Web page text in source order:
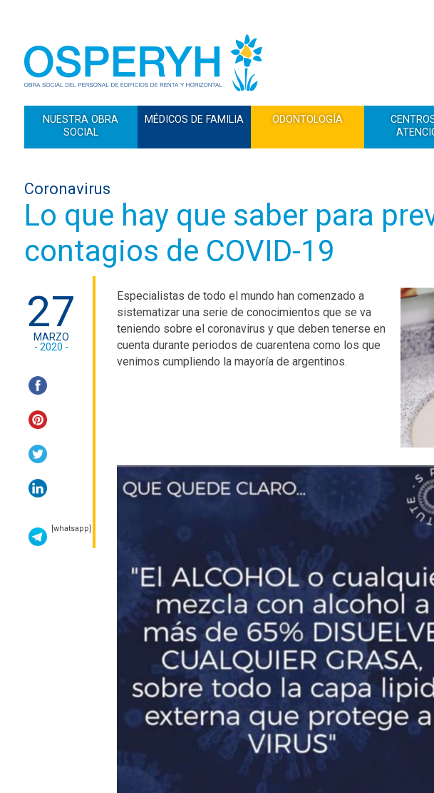
NUESTRA OBRA
SOCIAL
MÉDICOS DE FAMILIA ODONTOLOGÍA
Coronavirus
Lo que hay que saber para
contagios de COVID-19
27
MARZO
- 2020 -
[whatsapp]
Especialistas de todo el mundo han comenzado a
sistematizar una serie de conocimientos que se va
teniendo sobre el coronavirus y que deben tenerse en
cuenta durante periodos de cuarentena como los que
venimos cumpliendo la mayoría de argentinos.